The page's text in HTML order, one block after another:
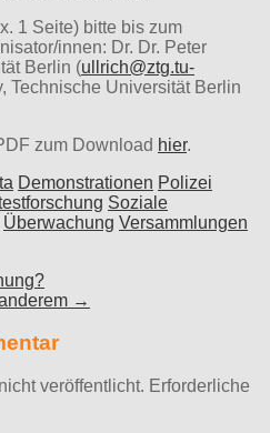
1 Seite) bitte bis zum
innen: Dr. Dr. Peter
Berlin (ullrich@ztg.tu-
Technische Universität Berlin
zum Download hier.
Demonstrationen Polizei
Soziale
Überwachung Versammlungen
→
veröffentlicht. Erforderliche